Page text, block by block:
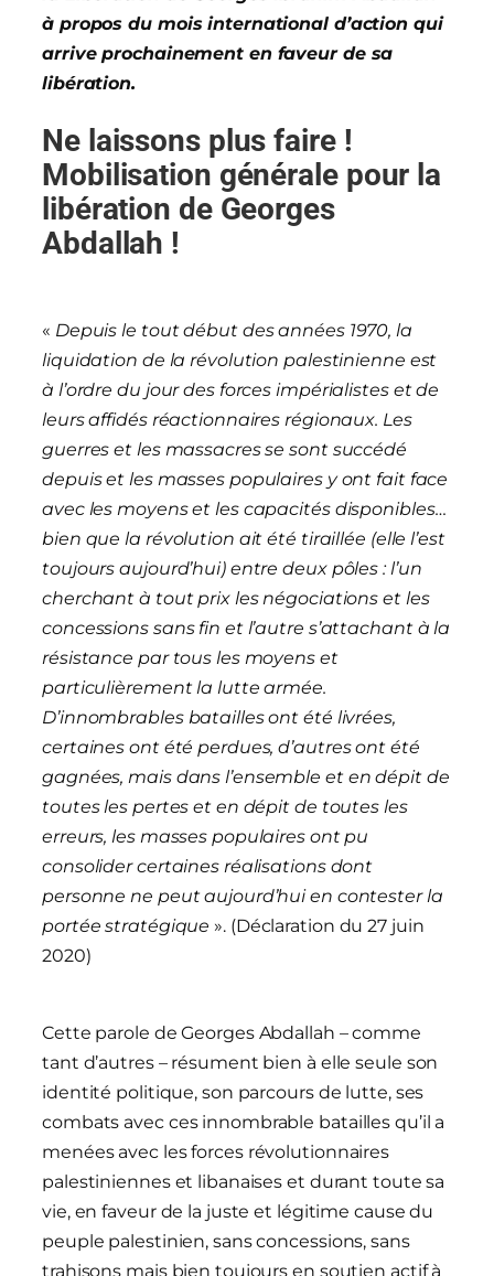
à propos du mois international d’action qui
arrive prochainement en faveur de sa
libération.
Ne laissons plus faire !
Mobilisation générale pour la
libération de Georges
Abdallah !
« Depuis le tout début des années 1970, la
liquidation de la révolution palestinienne est
à l’ordre du jour des forces impérialistes et de
leurs affidés réactionnaires régionaux. Les
guerres et les massacres se sont succédé
depuis et les masses populaires y ont fait face
avec les moyens et les capacités disponibles…
bien que la révolution ait été tiraillée (elle l’est
toujours aujourd’hui) entre deux pôles : l’un
cherchant à tout prix les négociations et les
concessions sans fin et l’autre s’attachant à la
résistance par tous les moyens et
particulièrement la lutte armée.
D’innombrables batailles ont été livrées,
certaines ont été perdues, d’autres ont été
gagnées, mais dans l’ensemble et en dépit de
toutes les pertes et en dépit de toutes les
erreurs, les masses populaires ont pu
consolider certaines réalisations dont
personne ne peut aujourd’hui en contester la
portée stratégique ». (Déclaration du 27 juin
2020)
Cette parole de Georges Abdallah – comme
tant d’autres – résument bien à elle seule son
identité politique, son parcours de lutte, ses
combats avec ces innombrable batailles qu’il a
menées avec les forces révolutionnaires
palestiniennes et libanaises et durant toute sa
vie, en faveur de la juste et légitime cause du
peuple palestinien, sans concessions, sans
trahisons mais bien toujours en soutien actif à